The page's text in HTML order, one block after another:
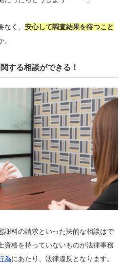
く、 安心して調査結果を待つこと
する相談ができる！
謝料の請求といった法的な相談はで
資格を持っていないものが法律事務
為にあたり、法律違反となります。